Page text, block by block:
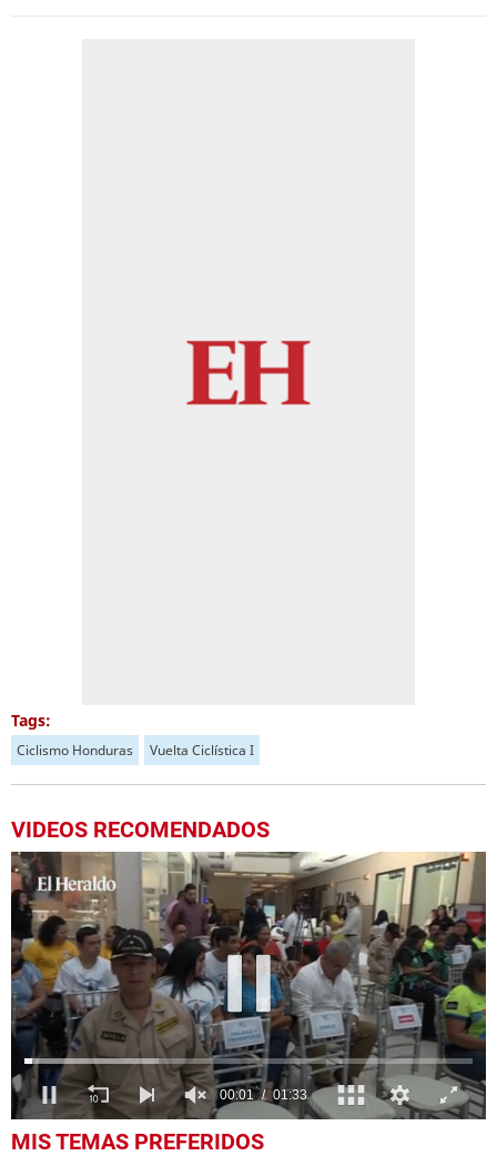
Tags:
Ciclismo Honduras Vuelta Ciclística I
VIDEOS RECOMENDADOS
seconds
MIS TEMAS PREFERIDOS